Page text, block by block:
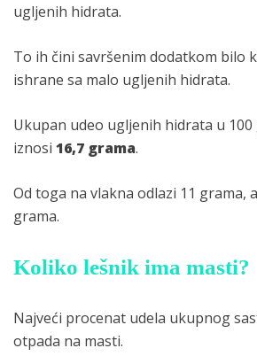
ugljenih hidrata.
To ih čini savršenim dodatkom bilo
ishrane sa malo ugljenih hidrata.
Ukupan udeo ugljenih hidrata u 100
iznosi 16,7 grama.
Od toga na vlakna odlazi 11 grama,
grama.
Koliko lešnik ima masti?
Najveći procenat udela ukupnog
otpada na masti.